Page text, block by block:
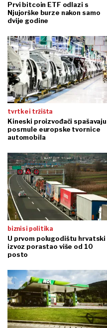
Prvi bitcoin ETF odlazi s
Njujorške burze nakon samo
dvije godine
tvrtke i tržišta
Kineski proizvođači spašavaju
posrnule europske tvornice
automobila
biznis i politika
U prvom polugodištu hrvatski
izvoz porastao više od 10
posto